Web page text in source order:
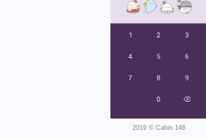
2019 © Cabin 146